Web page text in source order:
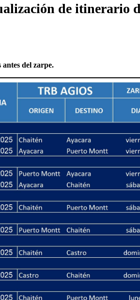
de itinerario
antes del zarpe.